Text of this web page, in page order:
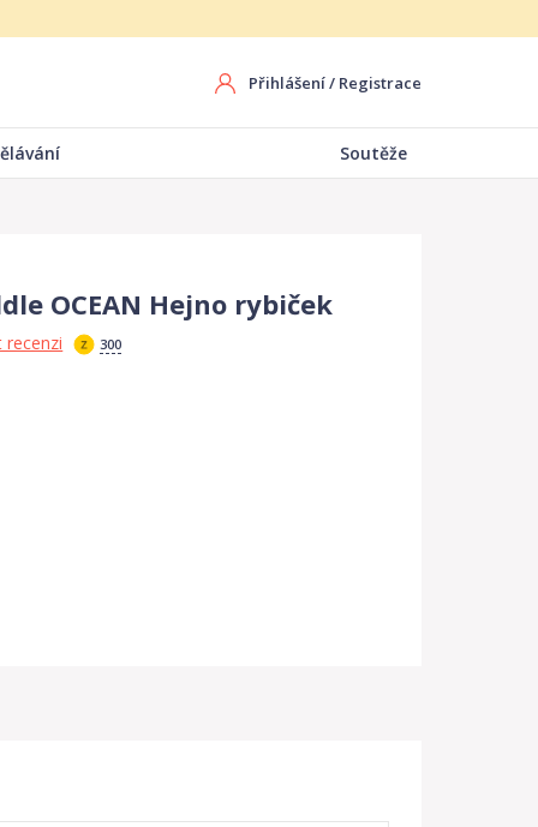
Přihlášení/ Registrace
Soutěže
OCEAN Hejno rybiček
recenzi 300